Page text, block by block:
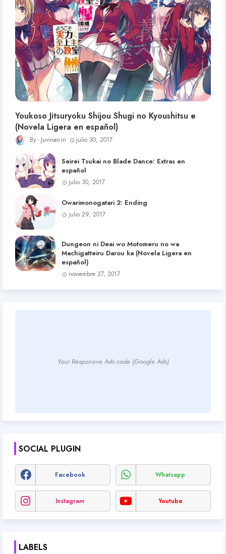
Youkoso Jitsuryoku Shijou Shugi no Kyoushitsu e
(Novela Ligera en español)
Juvinao julio 30, 2017
Seirei Tsukai no Blade Dance: Extras en
español
julio 30, 2017
Owarimonogatari 2: Ending
julio 29, 2017
Dungeon ni Deai wo Motomeru no wa
Machigatteiru Darou ka (Novela Ligera en
español)
noviembre 27, 2017
Your Responsive Ads code (Google Ads)
SOCIAL PLUGIN
Facebook Whatsapp
Instagram Youtube
LABELS